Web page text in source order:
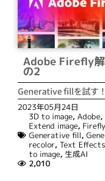
Adobe Firefly
の2
Generative fillを試す！
2023年05月24日
3D to image, Adobe,
Extend image, Firefly
Generative fill,
recolor, Text Effects
to image, 生成AI
2,010